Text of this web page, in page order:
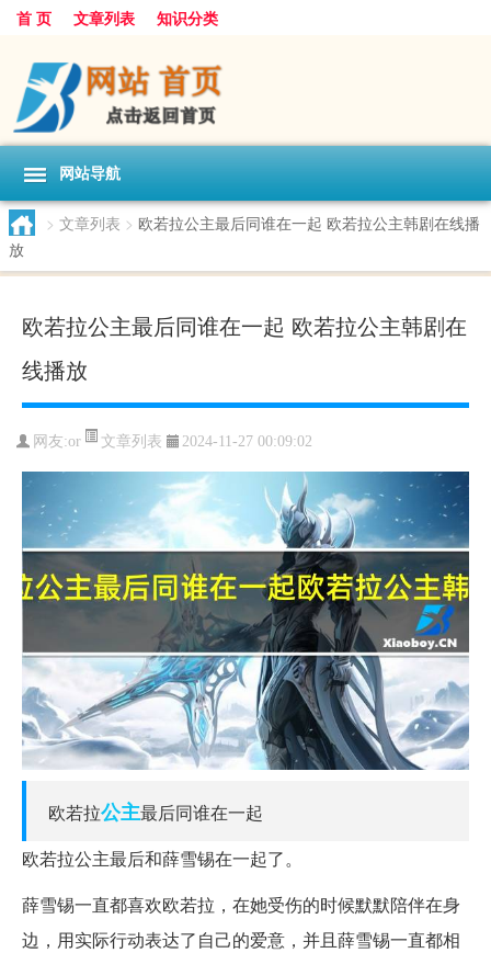
首 页 文章列表 知识分类
网站导航
> 文章列表 > 欧若拉公主最后同谁在一起 欧若拉公主韩剧在线播
放
欧若拉公主最后同谁在一起 欧若拉公主韩剧在
线播放
网友:or 文章列表 2024-11-27 00:09:02
欧若拉公主最后同谁在一起
欧若拉公主最后和薛雪锡在一起了。
薛雪锡一直都喜欢欧若拉，在她受伤的时候默默陪伴在身
边，用实际行动表达了自己的爱意，并且薛雪锡一直都相